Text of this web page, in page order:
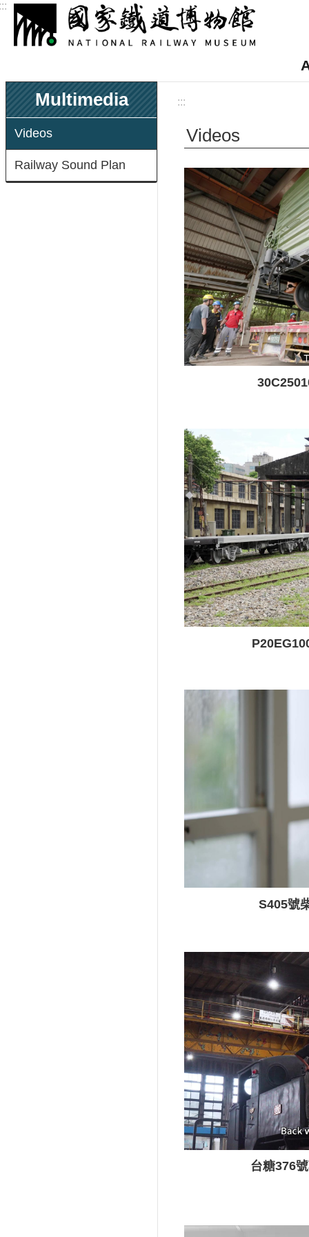
Skip to main content
Multimedia
Videos
Railway Sound Plan
:::
Videos
S405號
台糖376